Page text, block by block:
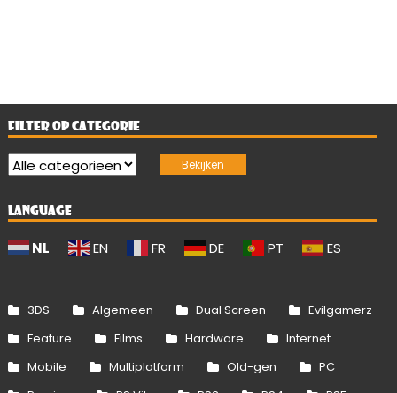
FILTER OP CATEGORIE
LANGUAGE
NL EN FR DE PT ES
3DS Algemeen Dual Screen
Evilgamerz
Feature
Films Hardware
Internet
Mobile
Multiplatform Old-gen
PC